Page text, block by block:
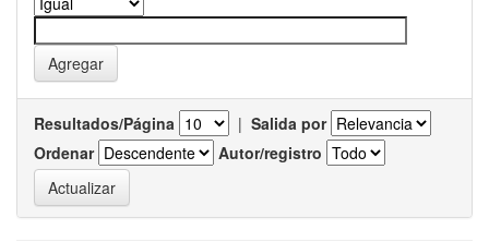
Resultados/Página | Salida por
Ordenar
Autor/registro